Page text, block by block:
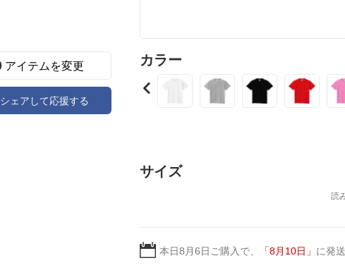
アイテムを変更
シェアして応援する
カラー
サイズ
本日8月6日 ご購入で、 「8月10日 」 に発